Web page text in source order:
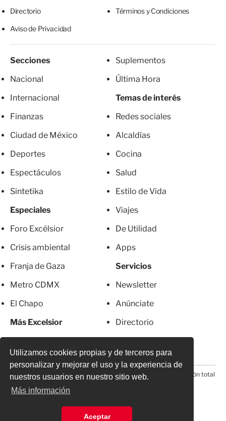
Utilizamos cookies propias y de terceros para
personalizar y mejorar el uso y la experiencia de
nuestros usuarios en nuestro sitio web.
Más información
Aceptar
Directorio Términos y Condiciones
Aviso de Privacidad
Secciones
Nacional
Internacional
Finanzas
Ciudad de México
Deportes
Espectáculos
Sintetika
Especiales
Foro Excélsior
Crisis ambiental
Franja de Gaza
Metro CDMX
El Chapo
Más Excelsior
Suplementos
Última Hora
Temas de interés
Redes sociales
Alcaldías
Cocina
Salud
Estilo de Vida
Viajes
De Utilidad
Apps
Servicios
Newsletter
Anúnciate
Directorio
© 2026 Todos los derechos reservados. Prohibida la reproducción total
o parcial, incluyendo cualquier medio electrónico*